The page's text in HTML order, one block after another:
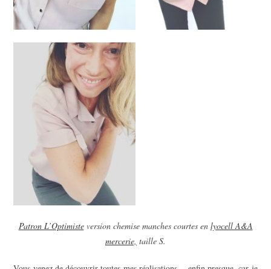
Patron L’Optimisteversion chemise manches courtes en lyocell A&A
mercerie, taille S.